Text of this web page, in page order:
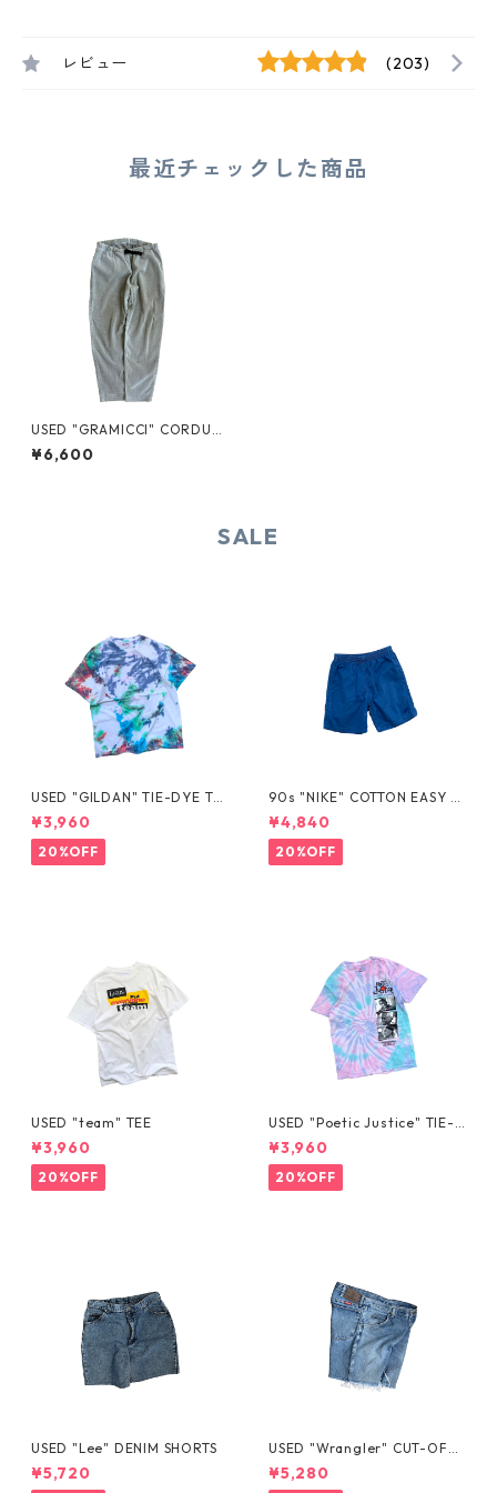
レビュー (203)
最近チェックした商品
USED "GRAMICCI" CORDUR
OY EASY PANTS
¥6,600
SALE
USED "GILDAN" TIE-DYE TE
E
¥3,960
20%OFF
90s "NIKE" COTTON EASY S
HORTS
¥4,840
20%OFF
USED "team" TEE
¥3,960
20%OFF
USED "Poetic Justice" TIE-D
YE TEE
¥3,960
20%OFF
USED "Lee" DENIM SHORTS
¥5,720
USED "Wrangler" CUT-OFF
DENIM SHORTS
¥5,280